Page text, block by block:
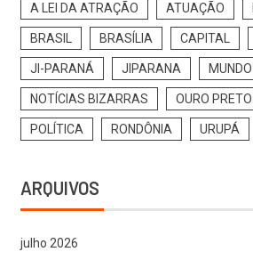
A LEI DA ATRAÇÃO ATUAÇÃO
BRASIL BRASÍLIA CAPITAL
JI-PARANÁ JIPARANA MUNDO
NOTÍCIAS BIZARRAS OURO PRETO
POLÍTICA RONDÔNIA URUPÁ
ARQUIVOS
julho 2026